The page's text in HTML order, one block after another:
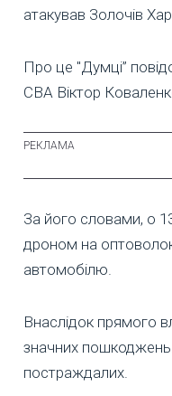
атакував Золочів
Про це "Думці”
СВА Віктор
За його словами, о
дроном на
автомобілю.
Внаслідок прямого
значних
постраждалих.